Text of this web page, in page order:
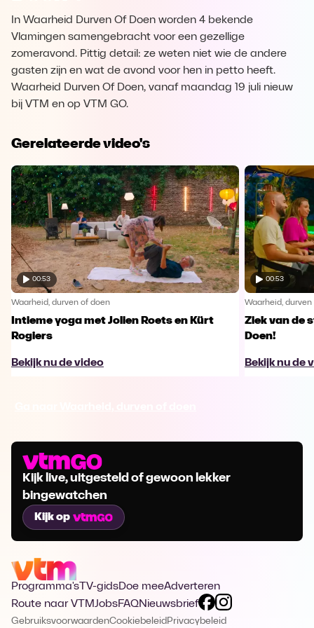
In Waarheid Durven Of Doen worden 4 bekende
Vlamingen samengebracht voor een gezellige
zomeravond. Pittig detail: ze weten niet wie de andere
gasten zijn en wat de avond voor hen in petto heeft.
Waarheid Durven Of Doen, vanaf maandag 19 juli nieuw
bij VTM en op VTM GO.
Gerelateerde video's
00:53
Waarheid, durven of doen
Intieme yoga met Jolien Roets en Kürt
Rogiers
Bekijk nu de video
00:53
Waarheid,
Ziek van de
Doen!
Bekijk nu de
Kijk live, uitgesteld of gewoon lekker
bingewatchen
Kijk op
Programma's TV-gidsDoe meeAdverteren
Route naar VTMJobsFAQNieuwsbrief
GebruiksvoorwaardenCookiebeleid Privacybeleid